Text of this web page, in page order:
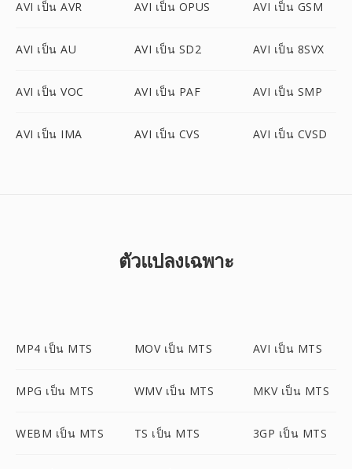
AVI เป็น AVR AVI เป็น OPUS AVI เป็น GSM
AVI เป็น AU AVI เป็น SD2 AVI เป็น 8SVX
AVI เป็น VOC AVI เป็น PAF AVI เป็น SMP
AVI เป็น IMA AVI เป็น CVS AVI เป็น CVSD
ตัวแปลงเฉพาะ
MP4 เป็น MTS MOV เป็น MTS AVI เป็น MTS
MPG เป็น MTS WMV เป็น MTS MKV เป็น MTS
WEBM เป็น MTS TS เป็น MTS 3GP เป็น MTS